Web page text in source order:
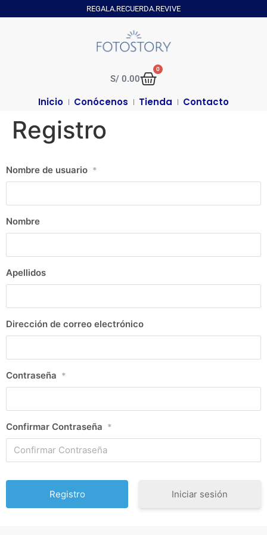
REGALA.RECUERDA.REVIVE
S/ 0.00
0
Inicio Conócenos Tienda Contacto
Registro
Nombre de usuario *
Nombre
Apellidos
Dirección de correo electrónico
Contraseña *
Confirmar Contraseña *
Iniciar sesión